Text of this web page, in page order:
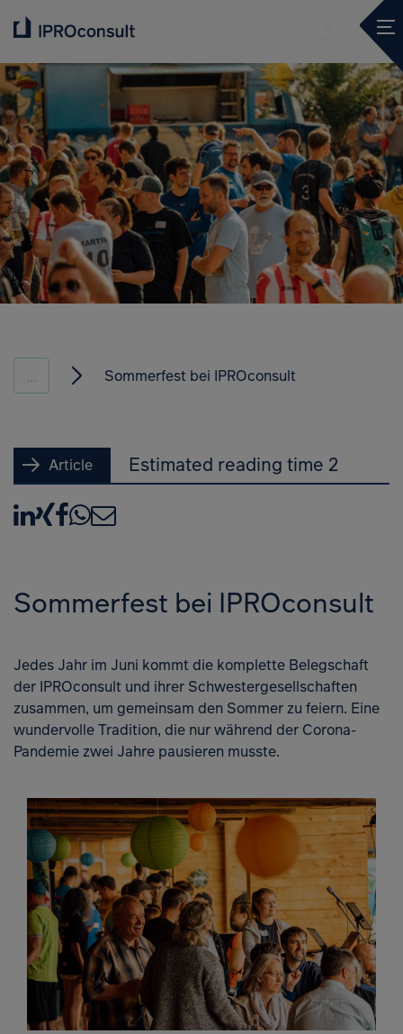
Submit
Submit
... Sommerfest bei IPROconsult
Article Estimated reading time 2
LinkedIn
XING
Facebook
WhatsApp
E-Mail
Sommerfest bei IPROconsult
Jedes Jahr im Juni kommt die komplette Belegschaft
der IPROconsult und ihrer Schwestergesellschaften
zusammen, um gemeinsam den Sommer zu feiern. Eine
wundervolle Tradition, die nur während der Corona-
Pandemie zwei Jahre pausieren musste.